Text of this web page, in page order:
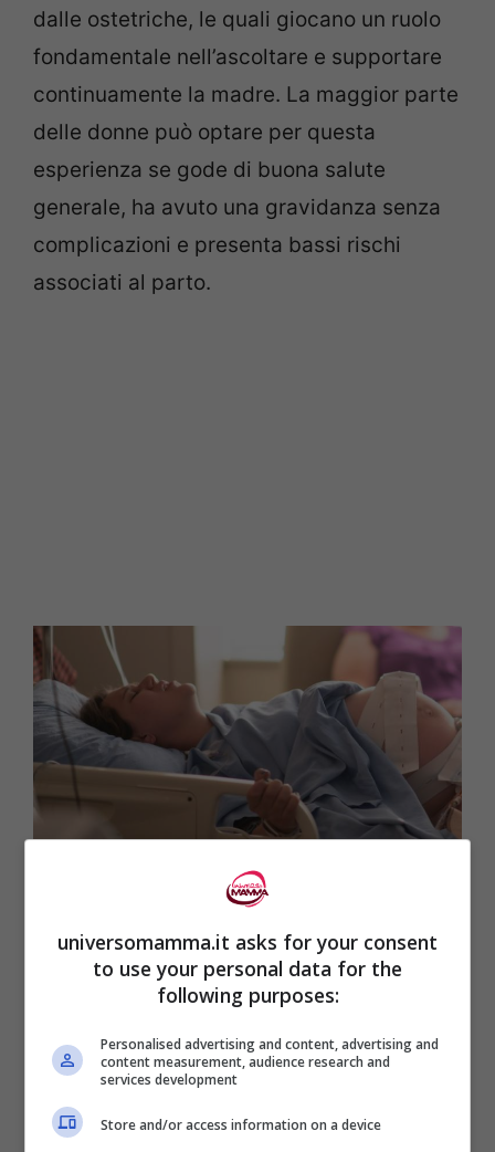
dalle ostetriche, le quali giocano un ruolo
fondamentale nell’ascoltare e supportare
continuamente la madre. La maggior parte
delle donne può optare per questa
esperienza se gode di buona salute
generale, ha avuto una gravidanza senza
complicazioni e presenta bassi rischi
associati al parto.
indimenticabile (Universomamma.it)
Tuttavia, esistono situazioni specifiche –
come ilparto gemellare o podalico– in cui
il taglio cesareo diventa necessario prima
del travaglio. Altre condizioni possono
universomamma.it asks for your consent
to use your personal data for the
following purposes:
Personalised advertising and content, advertising and
content measurement, audience research and
services development
Store and/or access information on a device